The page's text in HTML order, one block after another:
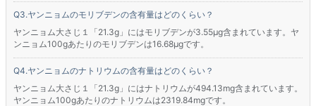
ヤンニョムのモリブデンの含有量はどのくらい？
ヤンニョム大さじ１「21.3g」にはモリブデンが3.55μg含まれています。ヤ
ンニョム100gあたりのモリブデンは16.68μgです。
ヤンニョムのナトリウムの含有量はどのくらい？
ヤンニョム大さじ１「21.3g」にはナトリウムが494.13mg含まれています。
ヤンニョム100gあたりのナトリウムは2319.84mgです。